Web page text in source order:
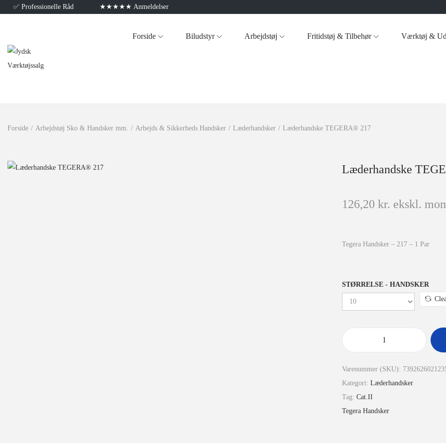
✅ Professionelle Råd ★★★★★ Anmeldelser
Forside Biludstyr Arbejdstøj Fritidstøj & Tilbehør Værktøj &
Forside / Arbejdstøj Sko & Handsker mm. / Arbejds & Sikkerheds Handsker / Læderhandsker / Læderhandske TEGERA® 217
Læderhandske
126,20 kr. ekskl.
Tegera Handsker – 217 – 1 Par
STØRRELSE - HANDSKER
Varenummer (SKU):
Kategori: Læderhandsker
Tag: Cat.II
Tegera Handsker